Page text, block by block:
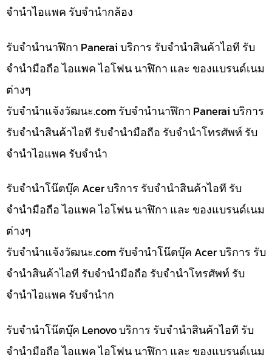
จำนำไอแพค รับจำนำกล้อง
รับจำนำนาฬิกา Panerai บริการ รับจำนำสินค้าไอที รับ
จำนำมือถือ ไอแพค ไอโฟน นาฬิกา และ ของแบรนด์เนม
ต่างๆ
รับจํานําแจ้งวัฒนะ.com รับจำนำนาฬิกา Panerai บริการ
รับจำนำสินค้าไอที รับจำนำมือถือ รับจำนำโทรศัพท์ รับ
จำนำไอแพค รับจำนำ
รับจำนำโน๊ตบุ๊ค Acer บริการ รับจำนำสินค้าไอที รับ
จำนำมือถือ ไอแพค ไอโฟน นาฬิกา และ ของแบรนด์เนม
ต่างๆ
รับจํานําแจ้งวัฒนะ.com รับจำนำโน๊ตบุ๊ค Acer บริการ รับ
จำนำสินค้าไอที รับจำนำมือถือ รับจำนำโทรศัพท์ รับ
จำนำไอแพค รับจำนำก
รับจำนำโน๊ตบุ๊ค Lenovo บริการ รับจำนำสินค้าไอที รับ
จำนำมือถือ ไอแพค ไอโฟน นาฬิกา และ ของแบรนด์เนม